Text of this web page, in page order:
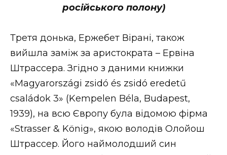
російського полону)
Третя донька, Ержебет Вірані, також
вийшла заміж за аристократа – Ервіна
Штрассера. Згідно з даними книжки
«Magyarországi zsidó és zsidó eredetű
családok 3» (Kempelen Béla, Budapest,
1939), на всю Європу була відомою фірма
«Strasser & König», якою володів Олойош
Штрассер. Його наймолодший син